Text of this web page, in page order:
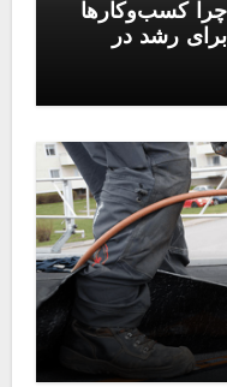
کسب‌وکارها
رشد در